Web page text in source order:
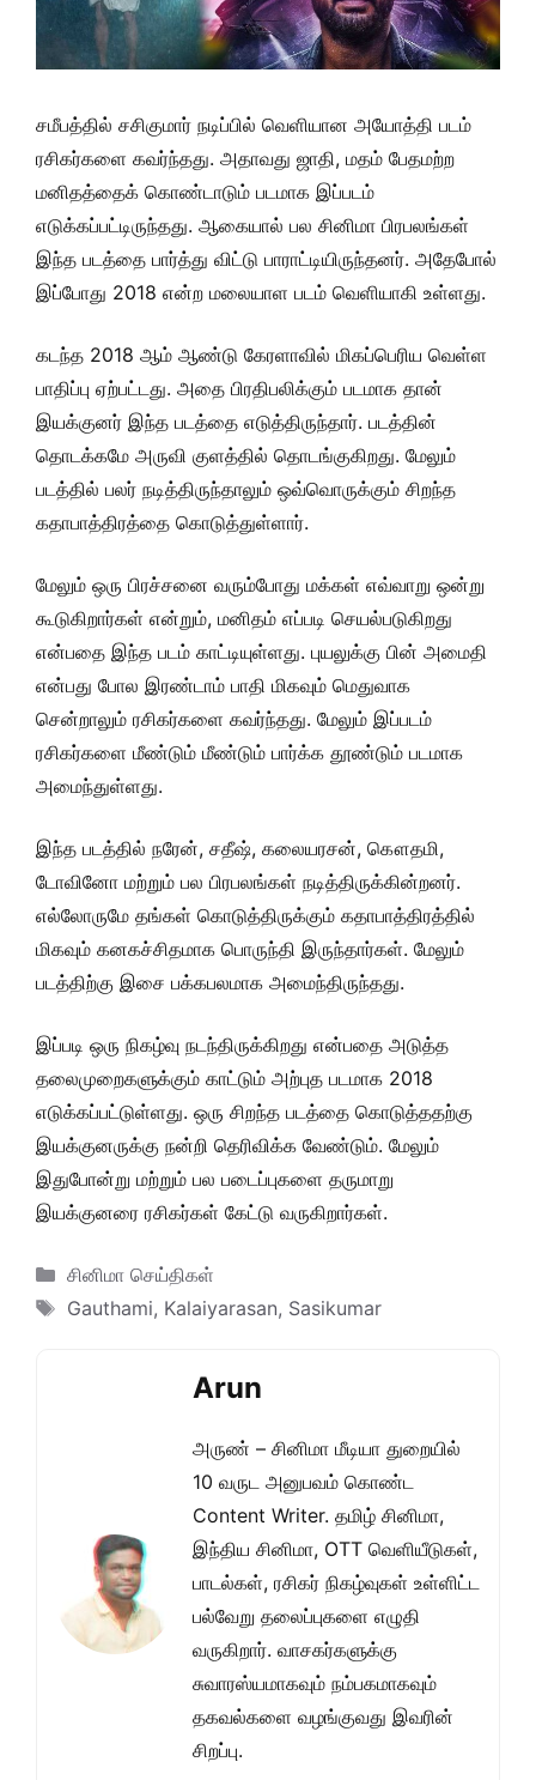
சமீபத்தில் சசிகுமார் நடிப்பில் வெளியான அயோத்தி படம்
ரசிகர்களை கவர்ந்தது. அதாவது ஜாதி, மதம் பேதமற்ற
மனிதத்தைக் கொண்டாடும் படமாக இப்படம்
எடுக்கப்பட்டிருந்தது. ஆகையால் பல சினிமா பிரபலங்கள்
இந்த படத்தை பார்த்து விட்டு பாராட்டியிருந்தனர். அதேபோல்
இப்போது 2018 என்ற மலையாள படம் வெளியாகி உள்ளது.
கடந்த 2018 ஆம் ஆண்டு கேரளாவில் மிகப்பெரிய வெள்ள
பாதிப்பு ஏற்பட்டது. அதை பிரதிபலிக்கும் படமாக தான்
இயக்குனர் இந்த படத்தை எடுத்திருந்தார். படத்தின்
தொடக்கமே அருவி குளத்தில் தொடங்குகிறது. மேலும்
படத்தில் பலர் நடித்திருந்தாலும் ஒவ்வொருக்கும் சிறந்த
கதாபாத்திரத்தை கொடுத்துள்ளார்.
மேலும் ஒரு பிரச்சனை வரும்போது மக்கள் எவ்வாறு ஒன்று
கூடுகிறார்கள் என்றும், மனிதம் எப்படி செயல்படுகிறது
என்பதை இந்த படம் காட்டியுள்ளது. புயலுக்கு பின் அமைதி
என்பது போல இரண்டாம் பாதி மிகவும் மெதுவாக
சென்றாலும் ரசிகர்களை கவர்ந்தது. மேலும் இப்படம்
ரசிகர்களை மீண்டும் மீண்டும் பார்க்க தூண்டும் படமாக
அமைந்துள்ளது.
இந்த படத்தில் நரேன், சதீஷ், கலையரசன், கௌதமி,
டோவினோ மற்றும் பல பிரபலங்கள் நடித்திருக்கின்றனர்.
எல்லோருமே தங்கள் கொடுத்திருக்கும் கதாபாத்திரத்தில்
மிகவும் கனகச்சிதமாக பொருந்தி இருந்தார்கள். மேலும்
படத்திற்கு இசை பக்கபலமாக அமைந்திருந்தது.
இப்படி ஒரு நிகழ்வு நடந்திருக்கிறது என்பதை அடுத்த
தலைமுறைகளுக்கும் காட்டும் அற்புத படமாக 2018
எடுக்கப்பட்டுள்ளது. ஒரு சிறந்த படத்தை கொடுத்ததற்கு
இயக்குனருக்கு நன்றி தெரிவிக்க வேண்டும். மேலும்
இதுபோன்று மற்றும் பல படைப்புகளை தருமாறு
இயக்குனரை ரசிகர்கள் கேட்டு வருகிறார்கள்.
Categories
சினிமா செய்திகள்
Tags
Gauthami, Kalaiyarasan, Sasikumar
Arun
அருண் – சினிமா மீடியா துறையில்
10 வருட அனுபவம் கொண்ட
Content Writer. தமிழ் சினிமா,
இந்திய சினிமா, OTT வெளியீடுகள்,
பாடல்கள், ரசிகர் நிகழ்வுகள் உள்ளிட்ட
பல்வேறு தலைப்புகளை எழுதி
வருகிறார். வாசகர்களுக்கு
சுவாரஸ்யமாகவும் நம்பகமாகவும்
தகவல்களை வழங்குவது இவரின்
சிறப்பு.